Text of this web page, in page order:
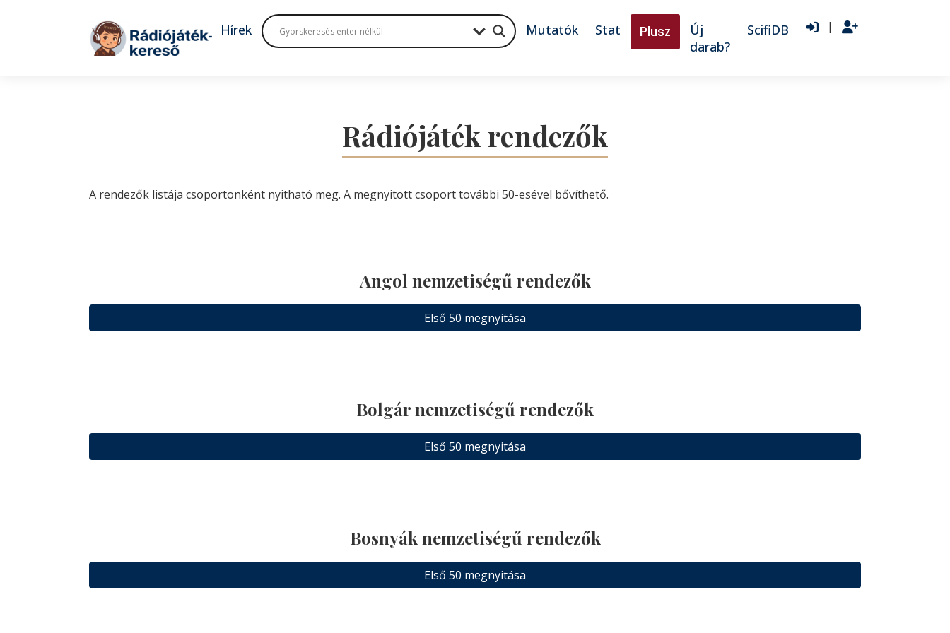
Tovább a tartalomhoz
Hírek Mutatók Stat Plusz
Új
darab?
ScifiDB |
Rádiójáték rendezők
A rendezők listája csoportonként nyitható meg. A megnyitott csoport további 50-esével bővíthető.
Angol nemzetiségű rendezők
Első 50 megnyitása
Bolgár nemzetiségű rendezők
Első 50 megnyitása
Bosnyák nemzetiségű rendezők
Első 50 megnyitása